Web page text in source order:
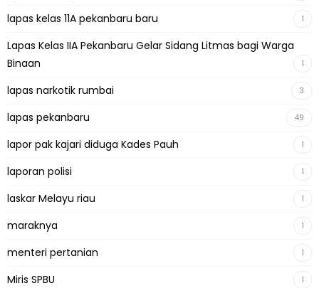
lapas kelas 11A pekanbaru baru 1
Lapas Kelas IIA Pekanbaru Gelar Sidang Litmas bagi Warga
Binaan
1
lapas narkotik rumbai 3
lapas pekanbaru 49
lapor pak kajari diduga Kades Pauh 1
laporan polisi 1
laskar Melayu riau 1
maraknya 1
menteri pertanian 1
Miris SPBU 1